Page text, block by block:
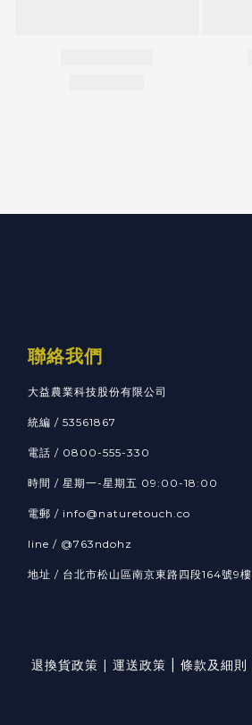
聯絡我們
大益農業科技股份有限公司
統編 / 53561867
電話 / 0800-555-330
時間 / 星期一-星期五 09:00-18:00
電郵 / info@naturetouch.co
line / @763ndohz
地址 / 台北市松山區南京東路四段164號9樓
退換貨政策 | 運送政策 條款及細則